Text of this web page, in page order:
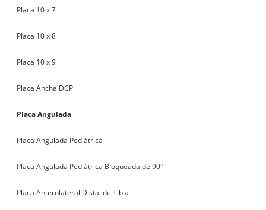
Placa 10 x 7
Placa 10 x 8
Placa 10 x 9
Placa Ancha DCP
Placa Angulada
Placa Angulada Pediátrica
Placa Angulada Pediátrica Bloqueada de 90°
Placa Anterolateral Distal de Tibia